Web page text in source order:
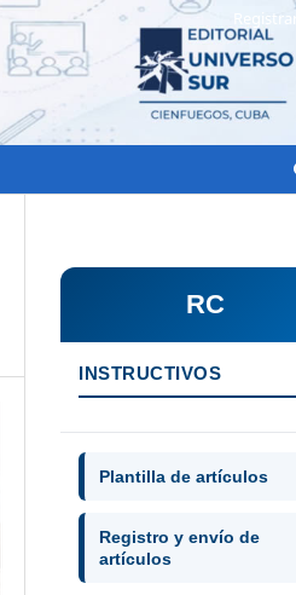
RC
INSTRUCTIVOS
Plantilla de artículos
Registro y envío de
artículos